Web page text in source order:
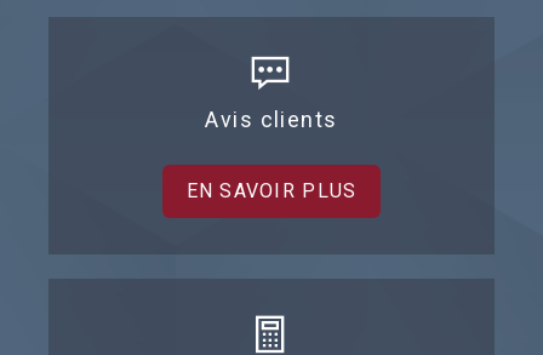
Avis clients
EN SAVOIR PLUS